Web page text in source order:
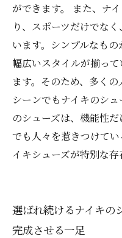
ができます。 また、ナ
り、スポーツだけでな
います。シンプルなもの
幅広いスタイルが揃っ
ます。そのため、多く
シーンでもナイキのシ
のシューズは、機能性
でも人々を惹きつけて
イキシューズが特別な存
選ばれ続けるナイキの
完成させる一足